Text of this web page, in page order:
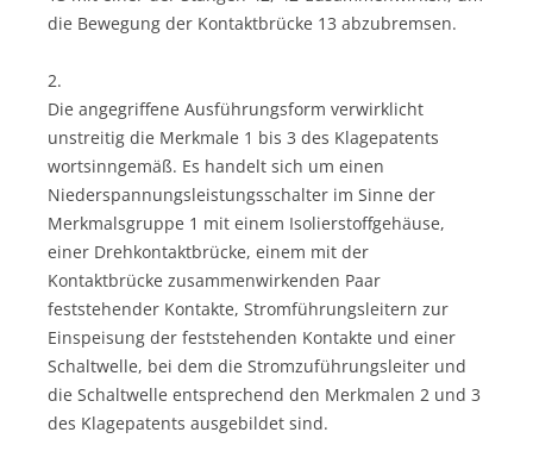
die Bewegung der Kontaktbrücke 13 abzubremsen.
2.
Die angegriffene Ausführungsform verwirklicht
unstreitig die Merkmale 1 bis 3 des Klagepatents
wortsinngemäß. Es handelt sich um einen
Niederspannungsleistungsschalter im Sinne der
Merkmalsgruppe 1 mit einem Isolierstoffgehäuse,
einer Drehkontaktbrücke, einem mit der
Kontaktbrücke zusammenwirkenden Paar
feststehender Kontakte, Stromführungsleitern zur
Einspeisung der feststehenden Kontakte und einer
Schaltwelle, bei dem die Stromzuführungsleiter und
die Schaltwelle entsprechend den Merkmalen 2 und 3
des Klagepatents ausgebildet sind.